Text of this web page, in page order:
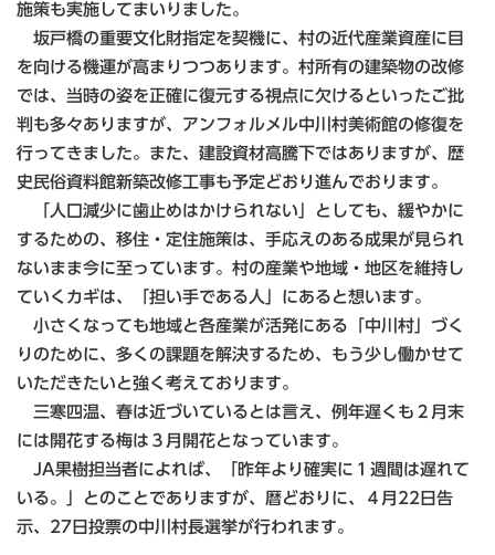
施策も実施してまいりました。
坂戸橋の重要文化財指定を契機に、村の近代産業資産に目
を向ける機運が高まりつつあります。村所有の建築物の改修
では、当時の姿を正確に復元する視点に欠けるといったご批
判も多々ありますが、アンフォルメル中川村美術館の修復を
行ってきました。また、建設資材高騰下ではありますが、歴
史民俗資料館新築改修工事も予定どおり進んでおります。
「人口減少に歯止めはかけられない」としても、緩やかに
するための、移住・定住施策は、手応えのある成果が見られ
ないまま今に至っています。村の産業や地域・地区を維持し
ていくカギは、「担い手である人」にあると想います。
小さくなっても地域と各産業が活発にある「中川村」づく
りのために、多くの課題を解決するため、もう少し働かせて
いただきたいと強く考えております。
三寒四温、春は近づいているとは言え、例年遅くも２月末
には開花する梅は３月開花となっています。
JA果樹担当者によれば、「昨年より確実に１週間は遅れて
いる。」とのことでありますが、暦どおりに、４月22日告
示、27日投票の中川村長選挙が行われます。